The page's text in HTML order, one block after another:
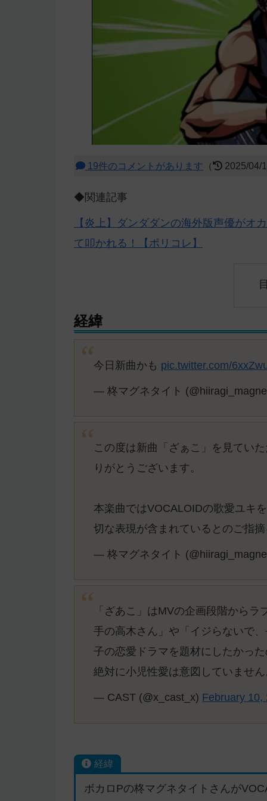
19件のコメントがあります （ 2025/04/
◆関連記事
【炎上】ダンダダンの海外版声優がオ
て叩かれる！【ポリコレ】
経緯
今日新曲かも pic.twitter.com/
— 柊マグネタイト
この度は新曲「ざぁこ」を見てい
りがとうございます。
本楽曲ではVOCALOIDの歌愛ユキ
切な表現が含まれているとのご指
— 柊マグネタイト
「ざあこ」はMVの企画段階から
手の高木さん」や「イジらないで
子の恋愛ドラマを題材にしたかっ
絶対に小児性愛は意図していませ
— CAST (@x_cast_x) February 10,
経緯
ボカロPの柊マグネタイトさんが